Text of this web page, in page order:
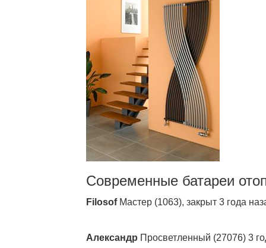
Современные батареи
FilosofМастер (1063), закрыт 3 года
Александр Просветленный (27076) 3